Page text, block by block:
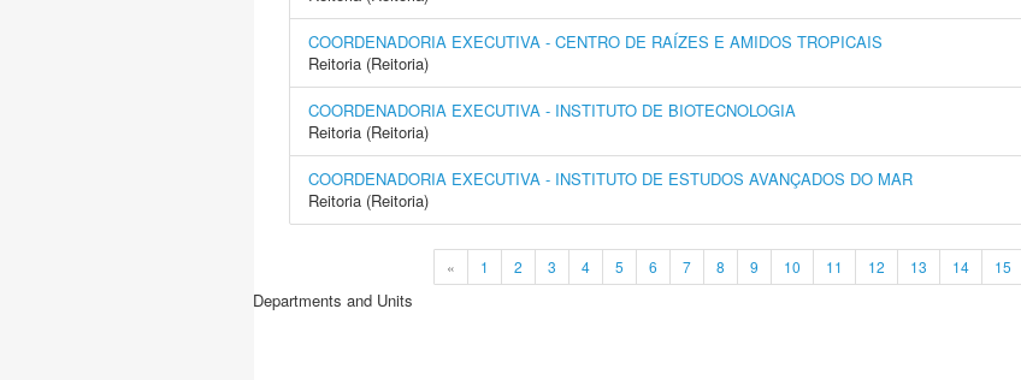
COORDENADORIA EXECUTIVA - CENTRO DE RAÍZES E AMIDOS TROPICAIS
Reitoria (Reitoria)
COORDENADORIA EXECUTIVA - INSTITUTO DE BIOTECNOLOGIA
Reitoria (Reitoria)
COORDENADORIA EXECUTIVA - INSTITUTO DE ESTUDOS AVANÇADOS DO MAR
Reitoria (Reitoria)
« 1 2 3 4 5 6 7 8 9 10 11 12 13 14 15
Departments and Units